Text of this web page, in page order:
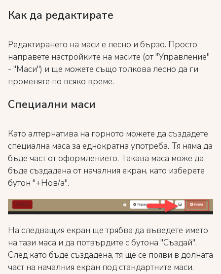
Как да редактирате
Редактирането на маси е лесно и бързо. Просто
направете настройките на масите (от "Управление"
- "Маси") и ще можете също толкова лесно да ги
променяте по всяко време.
Специални маси
Като алтернатива на горното можете да създадете
специална маса за еднократна употреба. Тя няма да
бъде част от оформлението. Такава маса може да
бъде създадена от началния екран, като изберете
бутон "+Нов/а".
На следващия екран ще трябва да въведете името
на тази маса и да потвърдите с бутона "Създай".
След като бъде създадена, тя ще се появи в долната
част на началния екран под стандартните маси.